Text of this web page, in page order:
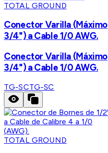
TOTAL GROUND
Conector Varilla (Máximo
3/4") a Cable 1/0 AWG.
Conector Varilla (Máximo
3/4") a Cable 1/0 AWG.
TG-SCTG-SC
TOTAL GROUND